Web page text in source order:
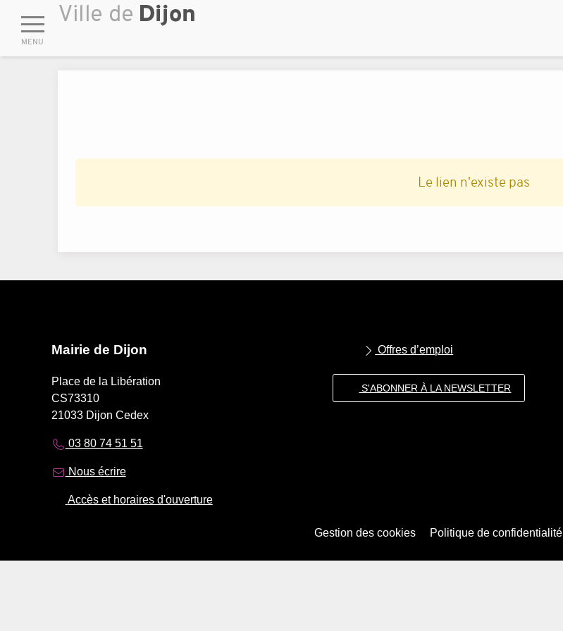
Le lien n'existe pas
Mairie de Dijon
Place de la Libération
CS73310
21033 Dijon Cedex
03 80 74 51 51
Nous écrire
Accès et horaires d'ouverture
Offres d’emploi
S'ABONNER À LA NEWSLETTER
Gestion des cookies Politique de confidentialité